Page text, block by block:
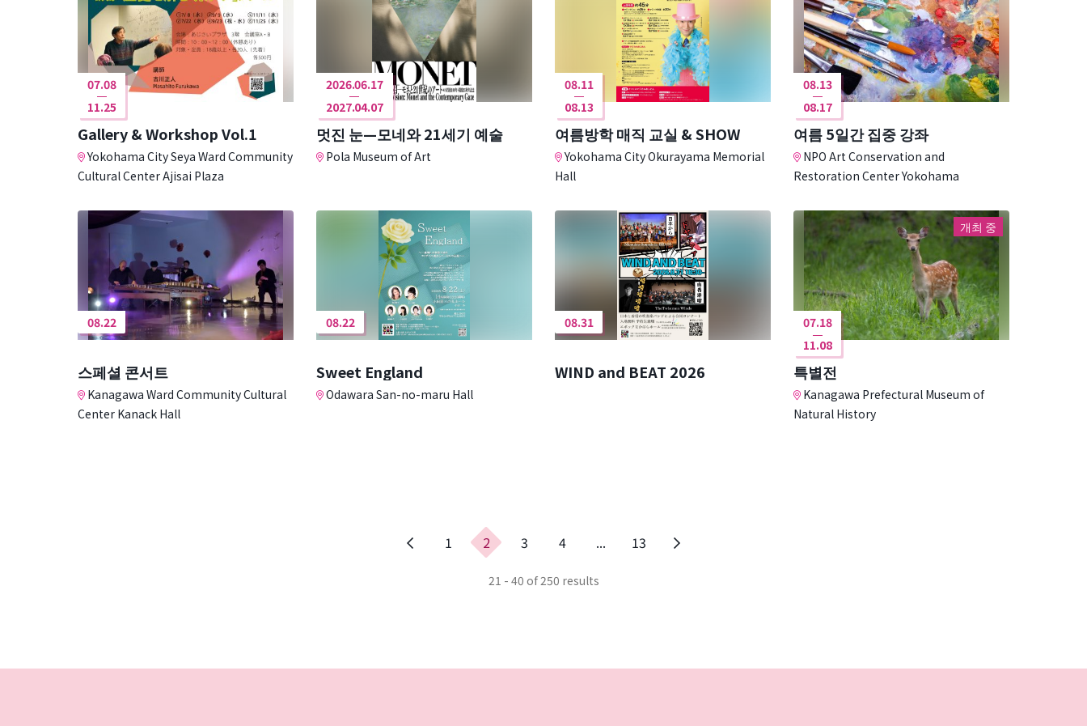
07.08
11.25
Gallery & Workshop Vol.1
Yokohama City Seya Ward Community
Cultural Center Ajisai Plaza
2026.06.17
2027.04.07
멋진 눈—모네와 21세기 예술
Pola Museum of Art
08.11
08.13
여름방학 매직 교실 & SHOW
Yokohama City Okurayama Memorial
Hall
08.13
08.17
여름 5일간 집중 강좌
NPO Art Conservation and
Restoration Center Yokohama
08.22
스페셜 콘서트
Kanagawa Ward Community Cultural
Center Kanack Hall
08.22
Sweet England
Odawara San-no-maru Hall
08.31
WIND and BEAT 2026
개최 중
07.18
11.08
특별전
Kanagawa Prefectural Museum of
Natural History
이
1 2 3 4 ... 13
21 - 40 of 250 results